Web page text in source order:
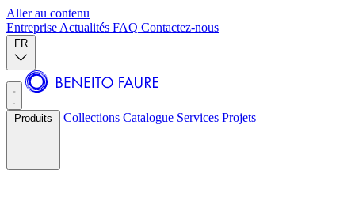
Aller au contenu
Entreprise Actualités FAQ Contactez-nous
FR
Produits Collections Catalogue Services Projets